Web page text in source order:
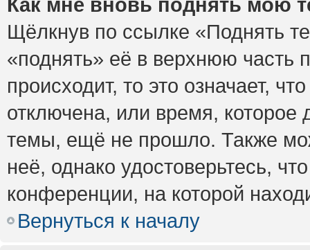
Щёлкнув по ссылке «Поднять
«поднять» её в верхнюю часть
происходит, то это означает,
отключена, или время, которое
темы, ещё не прошло. Также
неё, однако удостоверьтесь,
конференции, на которой
Вернуться к началу